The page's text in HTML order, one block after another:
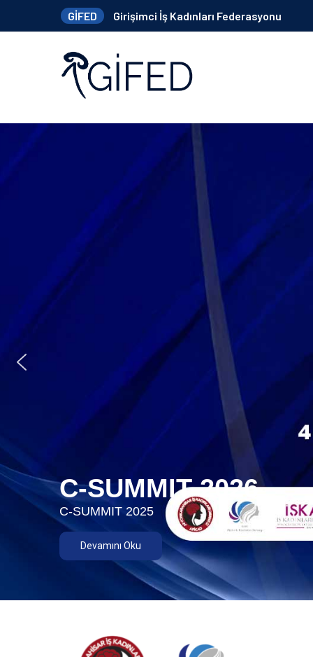
GİFED Girişimci İş Kadınları Federasyonu
C-SUMMIT 2026
C-SUMMIT 2025
Devamını Oku